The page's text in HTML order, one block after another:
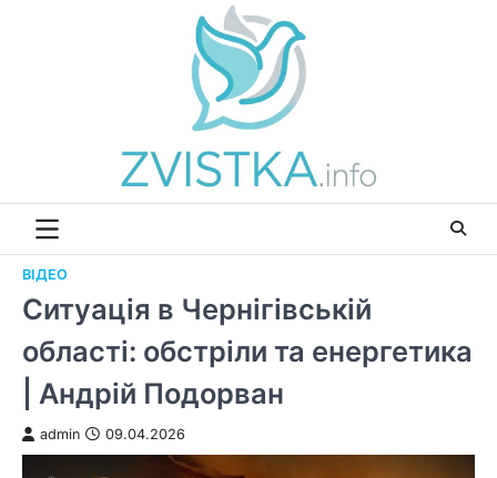
ВІДЕО
Ситуація в Чернігівській
області: обстріли та енергетика
| Андрій Подорван
admin 09.04.2026